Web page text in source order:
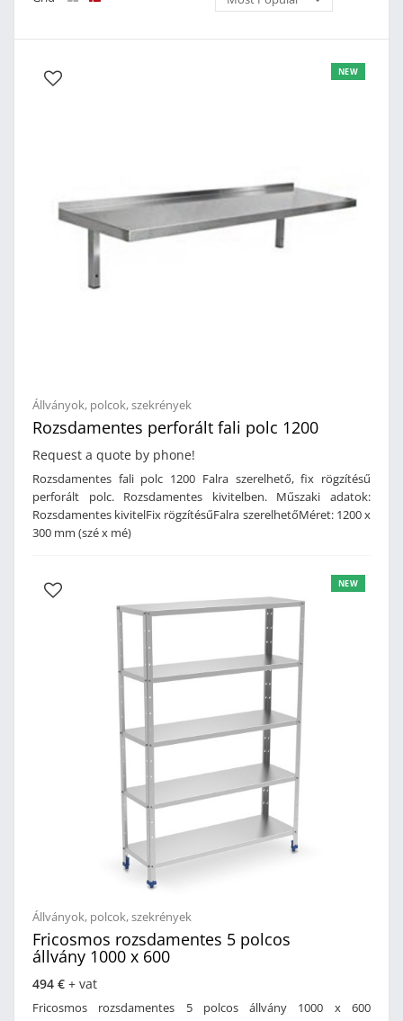
Állványok, polcok, szekrények
Rozsdamentes perforált fali polc 1200
Request a quote by phone!
Rozsdamentes fali polc 1200 Falra szerelhető, fix rögzítésű
perforált polc. Rozsdamentes kivitelben. Műszaki adatok:
Rozsdamentes kivitelFix rögzítésűFalra szerelhetőMéret: 1200 x
300 mm (szé x mé)
NEW
Állványok, polcok, szekrények
Fricosmos rozsdamentes 5 polcos
állvány 1000 x 600
494 € + vat
Fricosmos rozsdamentes 5 polcos állvány 1000 x 600
NEW